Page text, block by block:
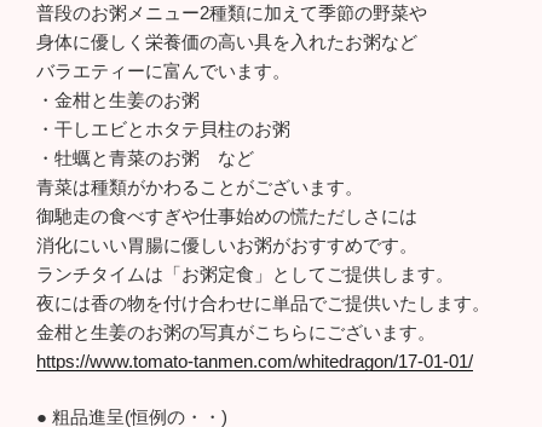
普段のお粥メニュー2種類に加えて季節の野菜や
身体に優しく栄養価の高い具を入れたお粥など
バラエティーに富んでいます。
・金柑と生姜のお粥
・干しエビとホタテ貝柱のお粥
・牡蠣と青菜のお粥 など
青菜は種類がかわることがございます。
御馳走の食べすぎや仕事始めの慌ただしさには
消化にいい胃腸に優しいお粥がおすすめです。
ランチタイムは「お粥定食」としてご提供します。
夜には香の物を付け合わせに単品でご提供いたします。
金柑と生姜のお粥の写真がこちらにございます。
https://www.tomato-tanmen.com/whitedragon/17-01-01/
● 粗品進呈(恒例の・・)